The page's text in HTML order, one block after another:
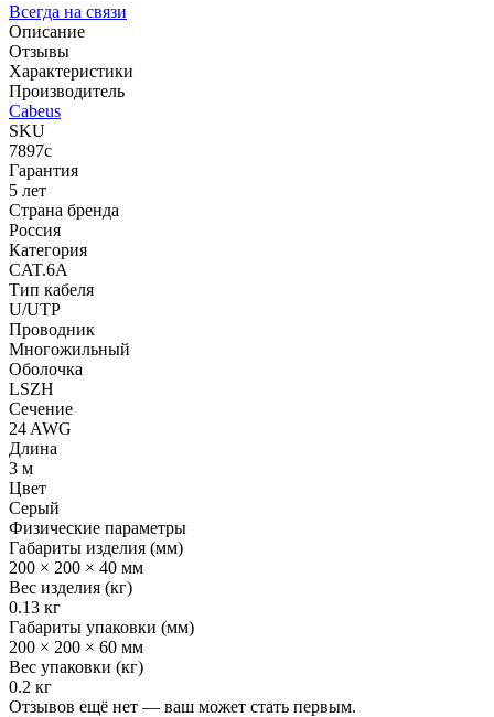
Всегда на связи
Описание
Отзывы
Характеристики
Производитель
Cabeus
SKU
7897c
Гарантия
5 лет
Страна бренда
Россия
Категория
CAT.6A
Тип кабеля
U/UTP
Проводник
Многожильный
Оболочка
LSZH
Сечение
24 AWG
Длина
3 м
Цвет
Серый
Физические параметры
Габариты изделия (мм)
200 × 200 × 40 мм
Вес изделия (кг)
0.13 кг
Габариты упаковки (мм)
200 × 200 × 60 мм
Вес упаковки (кг)
0.2 кг
Отзывов ещё нет — ваш может стать первым.